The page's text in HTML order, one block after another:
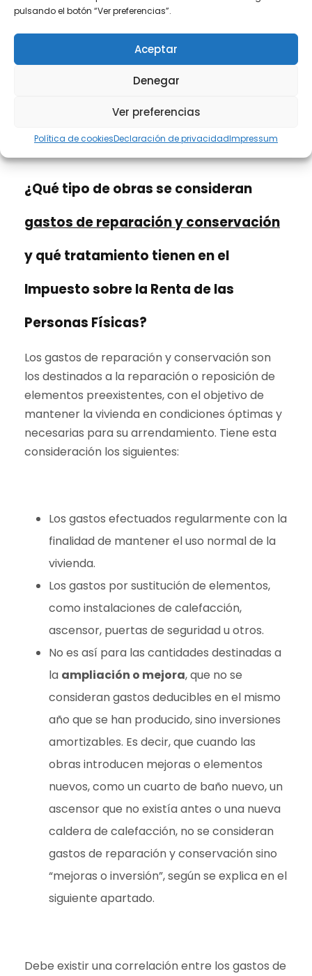
pulsando el botón “Ver preferencias”.
Aceptar
Denegar
Ver preferencias
Política de cookiesDeclaración de privacidadImpressum
inversión o mejora. Así pues, el gasto anual
deducible no es directamente el total importe
incurrido por las obras en el año en que se
realizan, sino solamente una parte del mismo
que se deducirá durante varios años hasta que
se haya deducido el importe total invertido,
inmuebles arrendados.
¿Qué tipo de obras se consideran
gastos de reparación y conservación
y qué tratamiento tienen en el
Impuesto sobre la Renta de las
Personas Físicas?
Los gastos de reparación y conservación son
los destinados a la reparación o reposición de
elementos preexistentes, con el objetivo de
mantener la vivienda en condiciones óptimas y
necesarias para su arrendamiento. Tiene esta
consideración los siguientes:
Los gastos efectuados regularmente con la
finalidad de mantener el uso normal de la
vivienda.
Los gastos por sustitución de elementos,
como instalaciones de calefacción,
ascensor, puertas de seguridad u otros.
No es así para las cantidades destinadas a
la ampliación o mejora, que no se
consideran gastos deducibles en el mismo
año que se han producido, sino inversiones
amortizables. Es decir, que cuando las
obras introducen mejoras o elementos
nuevos, como un cuarto de baño nuevo, un
ascensor que no existía antes o una nueva
caldera de calefacción, no se consideran
gastos de reparación y conservación sino
“mejoras o inversión”, según se explica en el
siguiente apartado.
Debe existir una correlación entre los gastos de